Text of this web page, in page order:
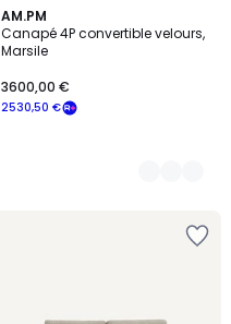
AM.PM
Canapé 4P convertible velours,
Marsile
2530,50 €
3600,00 €
17
Couleurs